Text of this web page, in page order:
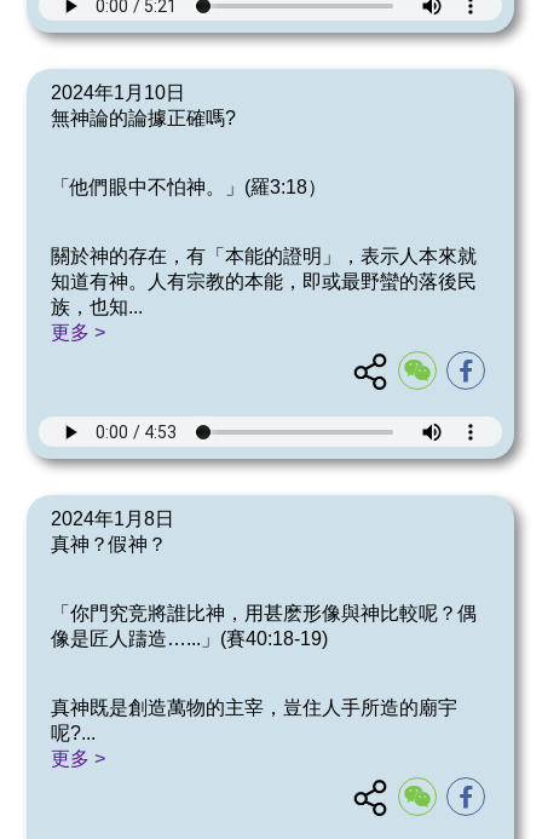
2024年1月10日
無神論的論據正確嗎?
「他們眼中不怕神。」(羅3:18）
關於神的存在，有「本能的證明」，表示人本來就
知道有神。人有宗教的本能，即或最野蠻的落後民
族，也知...
更多 >
2024年1月8日
真神？假神？
「你門究竞將誰比神，用甚麽形像與神比較呢？偶
像是匠人躊造…...」(賽40:18-19)
真神既是創造萬物的主宰，豈住人手所造的廟宇
呢?...
更多 >